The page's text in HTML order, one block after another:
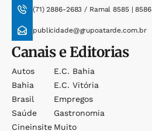
(71) 2886-2683 / Ramal 8585 | 8586
publicidade@grupoatarde.com.br
Canais e Editorias
Autos
Bahia
Brasil
Saúde
Cineinsite
E.c. Bahia
E.c. Vitória
Empregos
Gastronomia
Muito